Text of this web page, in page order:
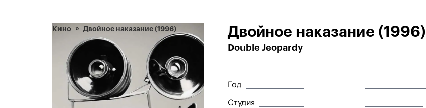
Кино Двойное наказание (1996) Двойное наказание (1996)
Double Jeopardy
Год
Студия